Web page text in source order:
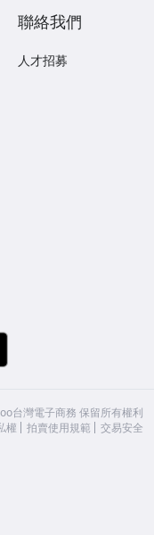
聯絡我們
人才招募
台灣電子商務 保留所有權利
權 拍賣使用規範 交易安全